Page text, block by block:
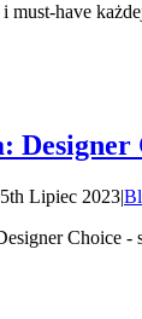
have
Designer
5th Lipiec 2023|
Choice